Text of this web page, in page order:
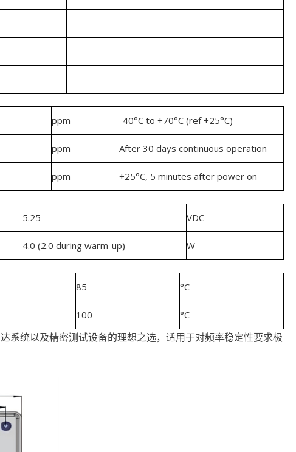
ppm -40°C to +70°C (ref +25°C)
ppm After 30 days continuous operation
ppm +25°C, 5 minutes after power on
5.25 VDC
4.0 (2.0 during warm-up) W
85 °C
100
°C
系统以及精密测试设备的理想之选，适用于对频率稳定性要求极